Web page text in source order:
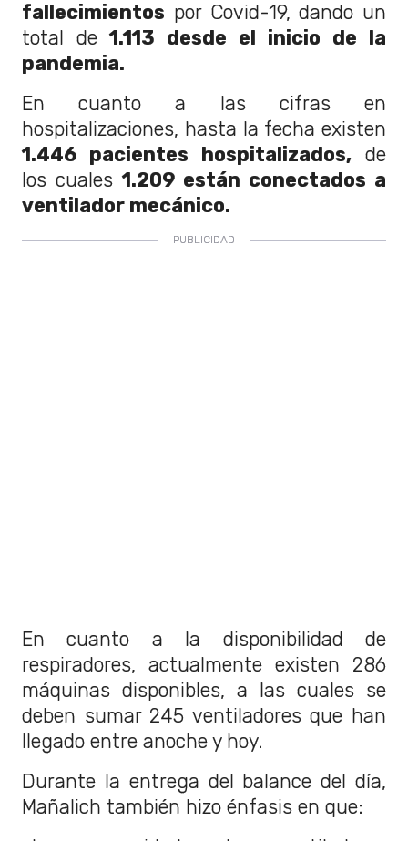
fallecimientos por Covid-19, dando un
total de 1.113 desde el inicio de la
pandemia.
En cuanto a las cifras en
hospitalizaciones, hasta la fecha existen
1.446 pacientes hospitalizados, de
los cuales1.209 están conectados a
ventilador mecánico.
En cuanto a la disponibilidad de
respiradores, actualmente existen 286
máquinas disponibles, a las cuales se
deben sumar 245 ventiladores que han
llegado entre anoche y hoy.
Durante la entrega del balance del día,
Mañalich también hizo énfasis en que: